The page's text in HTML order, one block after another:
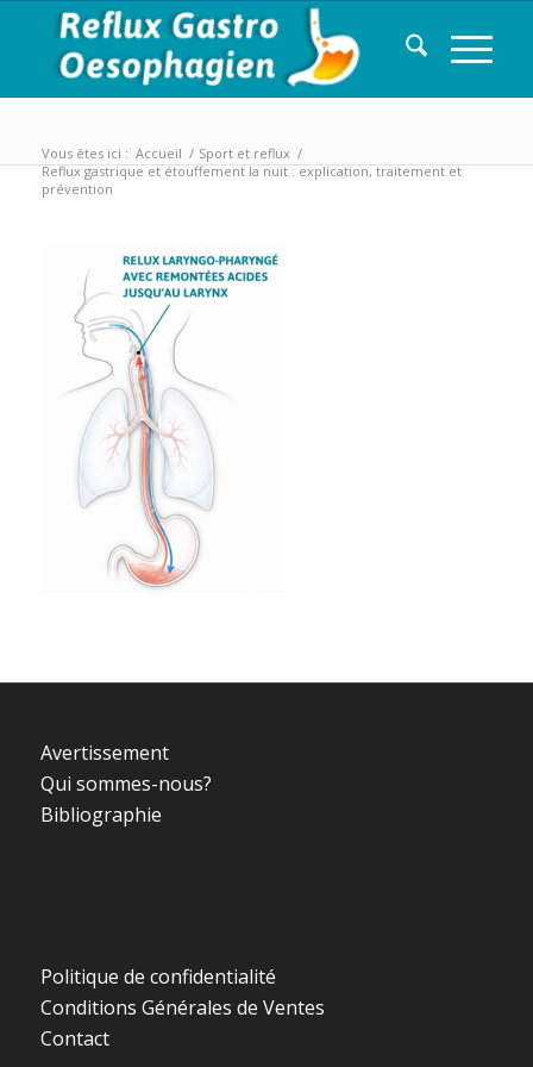
Vous êtes ici : Accueil / Sport et reflux /
Reflux gastrique et étouffement la nuit : explication, traitement et
prévention
Avertissement
Qui sommes-nous?
Bibliographie
Politique de confidentialité
Conditions Générales de Ventes
Contact